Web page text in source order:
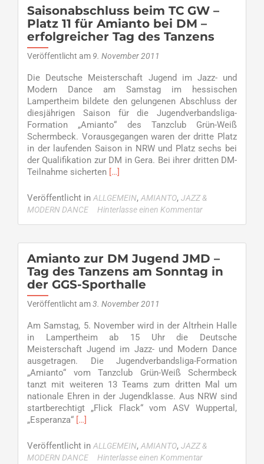
Premiere
der
Grün-
Weiß
Tänzer
Solo,
Duo
und
Small
Group
Saisonabschluss beim TC GW –
Platz 11 für Amianto bei DM –
erfolgreicher Tag des Tanzens
Veröffentlicht am 9. November 2011
Die Deutsche Meisterschaft Jugend im Jazz- und
Modern Dance am Samstag im hessischen
Lampertheim bildete den gelungenen Abschluss der
diesjährigen Saison für die Jugendverbandsliga-
Formation „Amianto“ des Tanzclub Grün-Weiß
Schermbeck. Vorausgegangen waren der dritte Platz
in der laufenden Saison in NRW und Platz sechs bei
der Qualifikation zur DM in Gera. Bei ihrer dritten DM-
Teilnahme sicherten Read
about
Saisonabschluss
GW
–
Platz
11
für
Amianto
DM
–
erfolgreicher
Tag
des
Tanzens
[…]
Veröffentlicht in ALLGEMEIN, AMIANTO, JAZZ &
MODERN DANCE
Hinterlasse einen Kommentar
Amianto zur DM Jugend JMD –
Tag des Tanzens am Sonntag in
der GGS-Sporthalle
Veröffentlicht am3. November 2011
Am Samstag, 5. November wird in der Altrhein Halle
in Lampertheim ab 15 Uhr die Deutsche
Meisterschaft Jugend im Jazz- und Modern Dance
ausgetragen. Die Jugendverbandsliga-Formation
„Amianto“ vom Tanzclub Grün-Weiß Schermbeck
tanzt mit weiteren 13 Teams zum dritten Mal um
nationale Ehren in der Jugendklasse. Aus NRW sind
startberechtigt „Flick Flack“ vom ASV Wuppertal,
„Esperanza“ Read
about
Amianto
[…]
Veröffentlicht in ALLGEMEIN, AMIANTO, JAZZ &
MODERN DANCE
Hinterlasse einen Kommentar